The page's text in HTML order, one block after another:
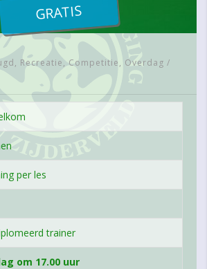
GRATIS
Recreatie, Competitie, Overdag /
per les
trainer
om 17.00 uur